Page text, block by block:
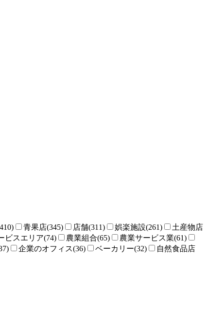
青果店(345) 店舗(311) 娯楽施設(261)
土産物店
ビスエリア(74) 農業組合(65)
農業サービス業(61)
企業のオフィス(36) ベーカリー(32)
自然食品店